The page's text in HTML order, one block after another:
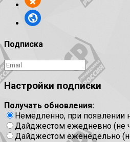
Подписка
Настройки подписки
Получать обновления:
Немедленно, при появлении
Дайджестом ежедневно (не
Дайджестом еженедельно